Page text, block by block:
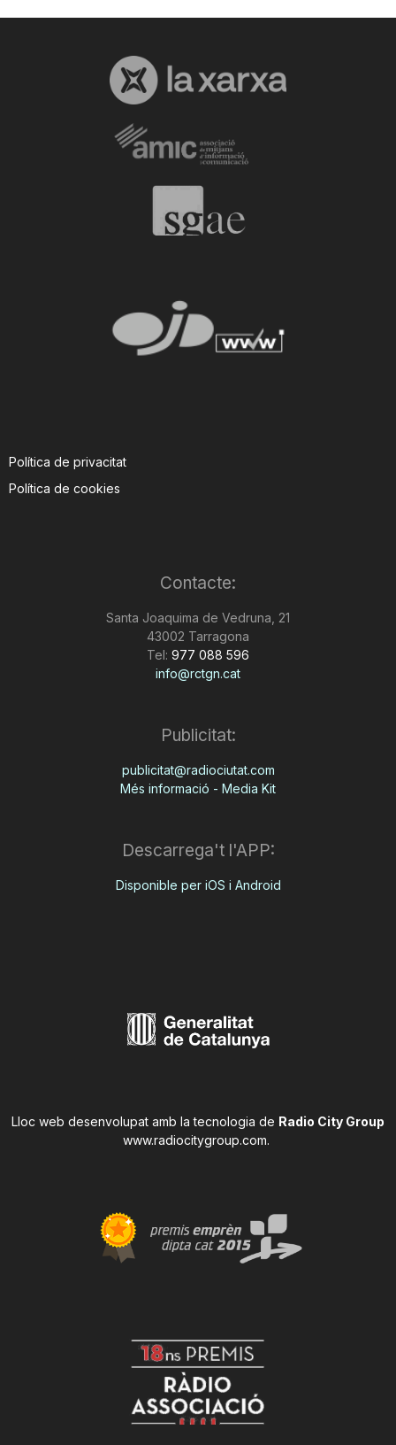
Política de privacitat
Política de cookies
Contacte:
Santa Joaquima de Vedruna, 21
43002 Tarragona
Tel: 977 088 596
info@rctgn.cat
Publicitat:
publicitat@radiociutat.com
Més informació - Media Kit
Descarrega't l'APP:
Disponible per iOS i Android
Lloc web desenvolupat amb la tecnologia de Radio City Group
www.radiocitygroup.com.